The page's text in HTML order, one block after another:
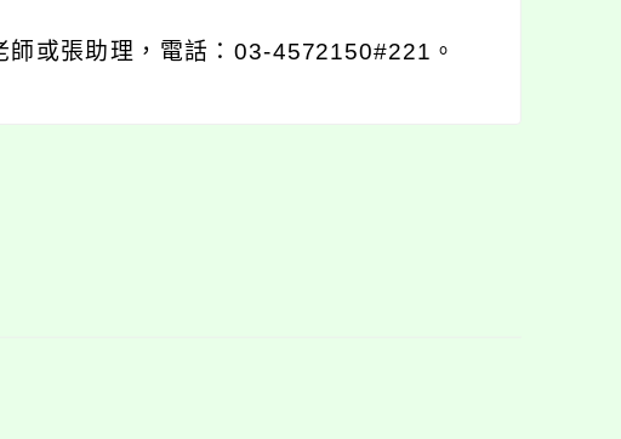
或張助理，電話：03-4572150#221。